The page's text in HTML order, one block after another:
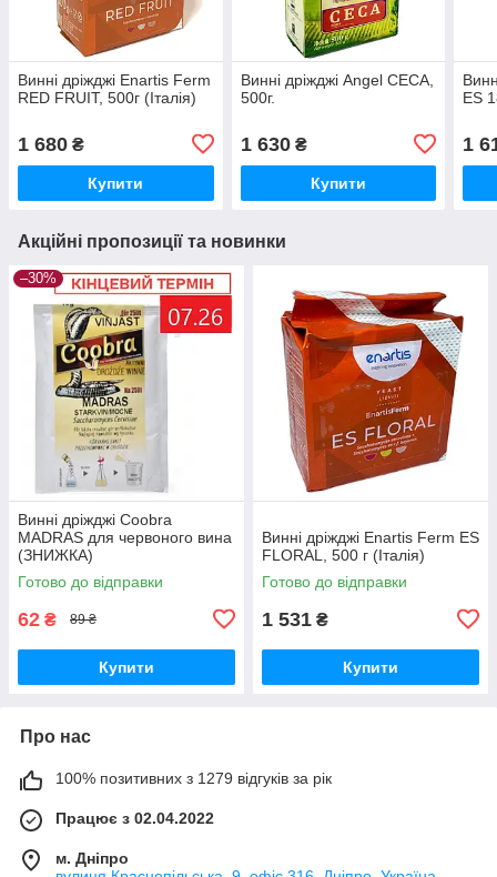
Винні дріжджі Enartis Ferm
RED FRUIT, 500г (Італія)
1 680 ₴
Купити
Винні дріжджі Angel CECA,
500г.
1 630₴
Купити
ES
1
Акційні пропозиції та новинки
–30%
Винні дріжджі Coobra
MADRAS для червоного вина
(ЗНИЖКА)
Готово до відправки
62 ₴ 89 ₴
Купити
Винні дріжджі Enartis Ferm ES
FLORAL, 500 г (Італія)
Готово до відправки
1 531 ₴
Купити
Про нас
100% позитивних з 1279 відгуків за рік
Працює з 02.04.2022
м. Дніпро